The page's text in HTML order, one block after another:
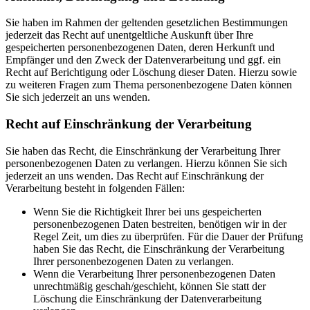
Sie haben im Rahmen der geltenden gesetzlichen Bestimmungen
jederzeit das Recht auf unentgeltliche Auskunft über Ihre
gespeicherten personenbezogenen Daten, deren Herkunft und
Empfänger und den Zweck der Datenverarbeitung und ggf. ein
Recht auf Berichtigung oder Löschung dieser Daten. Hierzu sowie
zu weiteren Fragen zum Thema personenbezogene Daten können
Sie sich jederzeit an uns wenden.
Recht auf Einschränkung der Verarbeitung
Sie haben das Recht, die Einschränkung der Verarbeitung Ihrer
personenbezogenen Daten zu verlangen. Hierzu können Sie sich
jederzeit an uns wenden. Das Recht auf Einschränkung der
Verarbeitung besteht in folgenden Fällen:
Wenn Sie die Richtigkeit Ihrer bei uns gespeicherten
personenbezogenen Daten bestreiten, benötigen wir in der
Regel Zeit, um dies zu überprüfen. Für die Dauer der Prüfung
haben Sie das Recht, die Einschränkung der Verarbeitung
Ihrer personenbezogenen Daten zu verlangen.
Wenn die Verarbeitung Ihrer personenbezogenen Daten
unrechtmäßig geschah/geschieht, können Sie statt der
Löschung die Einschränkung der Datenverarbeitung